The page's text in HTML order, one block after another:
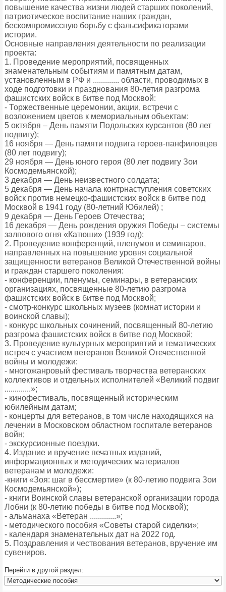
повышение качества жизни людей старших поколений,
патриотическое воспитание наших граждан,
бескомпромиссную борьбу с фальсификаторами
истории.
Основные направления деятельности по реализации
проекта:
1. Проведение мероприятий, посвященных
знаменательным событиям и памятным датам,
установленным в РФ и ............. области, проводимых в
ходе подготовки и празднования 80-летия разгрома
фашистских войск в битве под Москвой:
- Торжественные церемонии, акции, встречи с
возложением цветов к мемориальным объектам:
5 октября – День памяти Подольских курсантов (80 лет
подвигу);
16 ноября — День памяти подвига героев-панфиловцев
(80 лет подвигу);
29 ноября — День юного героя (80 лет подвигу Зои
Космодемьянской);
3 декабря — День неизвестного солдата;
5 декабря — День начала контрнаступления советских
войск против немецко-фашистских войск в битве под
Москвой в 1941 году (80-летний Юбилей) ;
9 декабря — День Героев Отечества;
16 декабря — День рождения оружия Победы – системы
залпового огня «Катюши» (1939 год);
2. Проведение конференций, пленумов и семинаров,
направленных на повышение уровня социальной
защищенности ветеранов Великой Отечественной войны
и граждан старшего поколения:
- конференции, пленумы, семинары, в ветеранских
организациях, посвященные 80-летию разгрома
фашистских войск в битве под Москвой;
- смотр-конкурс школьных музеев (комнат истории и
воинской славы);
- конкурс школьных сочинений, посвященный 80-летию
разгрома фашистских войск в битве под Москвой;
3. Проведение культурных мероприятий и тематических
встреч с участием ветеранов Великой Отечественной
войны и молодежи:
- многожанровый фестиваль творчества ветеранских
коллективов и отдельных исполнителей «Великий подвиг
.............»;
- кинофестиваль, посвященный историческим
юбилейным датам;
- концерты для ветеранов, в том числе находящихся на
лечении в Московском областном госпитале ветеранов
войн;
- экскурсионные поездки.
4. Издание и вручение печатных изданий,
информационных и методических материалов
ветеранам и молодежи:
-книги «Зоя: шаг в бессмертие» (к 80-летию подвига Зои
Космодемьянской»);
- книги Воинской славы ветеранской организации города
Лобни (к 80-летию победы в битве под Москвой);
- альманаха «Ветеран .............»;
- методического пособия «Советы старой сиделки»;
- календаря знаменательных дат на 2022 год.
5. Поздравления и чествования ветеранов, вручение им
сувениров.
Перейти в другой раздел: